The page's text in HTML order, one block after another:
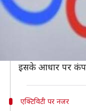
यूजर का
अगर आपने गूगल
इस डाटा के
इसके आधार पर
एक्टिविटी पर नजर